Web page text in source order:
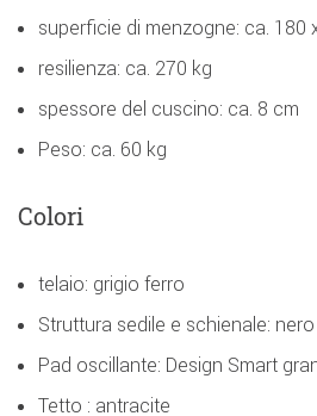
superficie di menzogne: ca. 180
resilienza: ca. 270 kg
spessore del cuscino: ca. 8 cm
Peso: ca. 60 kg
Colori
telaio: grigio ferro
Struttura sedile e schienale: nero
Pad oscillante: Design Smart
Tetto : antracite